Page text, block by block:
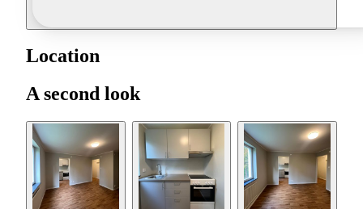
Location
A second look